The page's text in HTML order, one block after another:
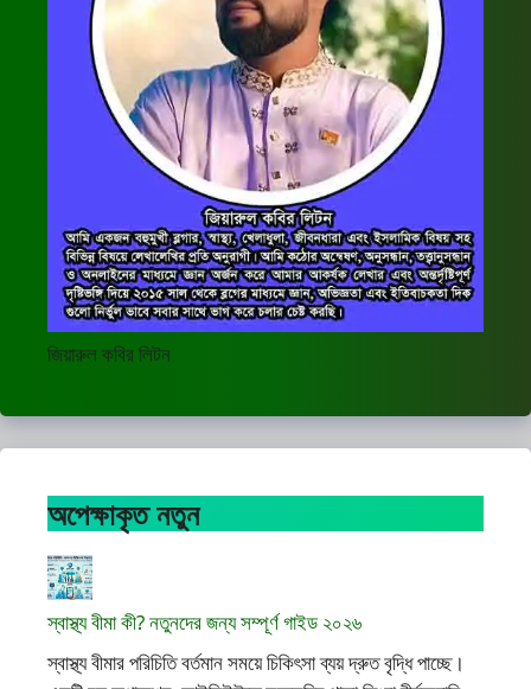
জিয়ারুল কবির লিটন
অপেক্ষাকৃত নতুন
স্বাস্থ্য বীমা কী? নতুনদের জন্য সম্পূর্ণ গাইড ২০২৬
স্বাস্থ্য বীমার পরিচিতি বর্তমান সময়ে চিকিৎসা ব্যয় দ্রুত বৃদ্ধি পাচ্ছে।